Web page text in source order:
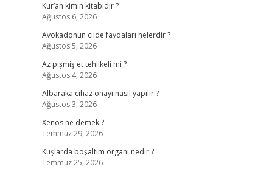
Kur’an kimin kitabıdır ?
Ağustos 6, 2026
Avokadonun cilde faydaları nelerdir ?
Ağustos 5, 2026
Az pişmiş et tehlikeli mi ?
Ağustos 4, 2026
Albaraka cihaz onayı nasıl yapılır ?
Ağustos 3, 2026
Xenos ne demek ?
Temmuz 29, 2026
Kuşlarda boşaltım organı nedir ?
Temmuz 25, 2026